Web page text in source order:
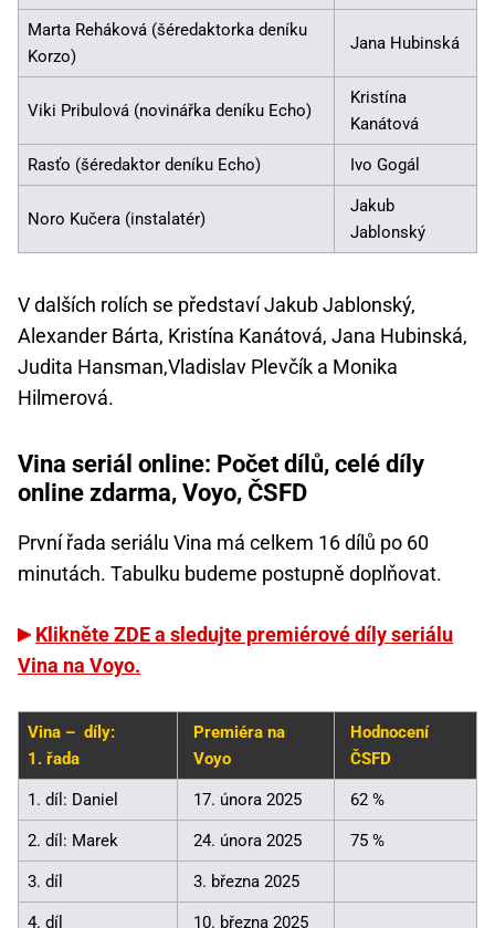
Marta Reháková (šéredaktorka deníku
Korzo)
Jana Hubinská
Viki Pribulová (novinářka deníku Echo)
Kristína
Kanátová
Rasťo (šéredaktor deníku Echo) Ivo Gogál
Noro Kučera (instalatér)
Jakub
Jablonský
V dalších rolích se představí Jakub Jablonský,
Alexander Bárta, Kristína Kanátová, Jana Hubinská,
Judita Hansman,Vladislav Plevčík a Monika
Hilmerová.
Vina seriál online: Počet dílů, celé díly
online zdarma, Voyo, ČSFD
První řada seriálu Vina má celkem 16 dílů po 60
minutách. Tabulku budeme postupně doplňovat.
Klikněte ZDE a sledujte premiérové díly seriálu
Vina na Voyo.
Vina – díly:
1. řada
Premiéra na
Voyo
Hodnocení
ČSFD
1. díl: Daniel 17. února 2025 62 %
2. díl: Marek 24. února 2025 75 %
3. díl 3. března 2025
4. díl 10. března 2025